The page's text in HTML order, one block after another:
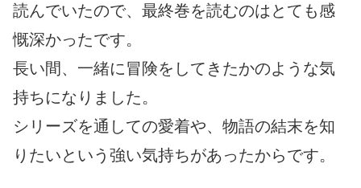
読んでいたので、最終巻を読むのはとても感
慨深かったです。
長い間、一緒に冒険をしてきたかのような気
持ちになりました。
シリーズを通しての愛着や、物語の結末を知
りたいという強い気持ちがあったからです。